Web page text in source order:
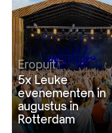
Eropuit
5x Leuke
evenementen in
augustus in
Rotterdam